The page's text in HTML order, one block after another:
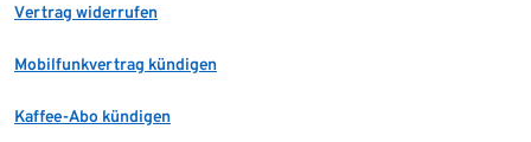
Vertrag widerrufen
Mobilfunkvertrag kündigen
Kaffee-Abo kündigen